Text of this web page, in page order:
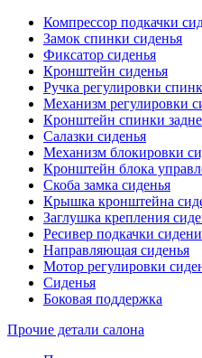
Компрессор подкачки
Замок спинки сиденья
Фиксатор сиденья
Кронштейн сиденья
Ручка регулировки
Механизм регулировки
Кронштейн спинки
Салазки сиденья
Механизм блокировки
Кронштейн блока
Скоба замка сиденья
Крышка кронштейна
Заглушка крепления
Ресивер подкачки
Направляющая сиденья
Мотор регулировки
Сиденья
Боковая поддержка
Прочие детали салона